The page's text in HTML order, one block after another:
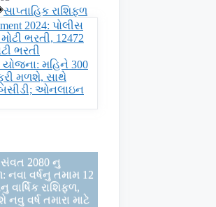
Tags
સાપ્તાહિક રાશિફળ
2024: પોલીસ
ભરતી, 12472
ભરતી
મહિને 300
મળશે, સાથે
ઓનલાઇન
સંવત 2080 નુ
નવા વર્ષનુ તમામ 12
વાર્ષિક રાશિફળ,
નવુ વર્ષ તમારા માટે